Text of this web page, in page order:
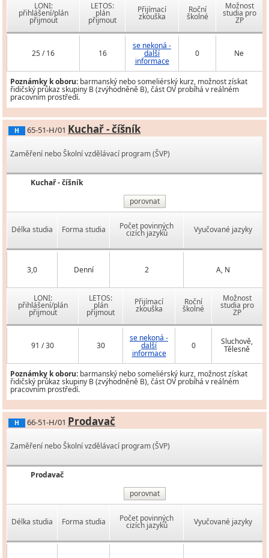
LONI:
přihlášení/plán
přijmout
LETOS:
plán
přijmout
Přijímací
zkouška
Roční
školné
Možnost
studia pro
ZP
25 / 16 16
se nekoná -
další
informace
0 Ne
Poznámky k oboru: barmanský nebo someliérský kurz, možnost získat
řidičský průkaz skupiny B (zvýhodněně B), část OV probíhá v reálném
pracovním prostředí.
H 65-51-H/01 Kuchař - číšník
Zaměření nebo Školní vzdělávací program (ŠVP)
Kuchař - číšník
porovnat
Délka studia Forma studia Počet povinných
cizích jazyků Vyučované jazyky
3,0 Denní 2 A, N
LONI:
přihlášení/plán
přijmout
LETOS:
plán
přijmout
Přijímací
zkouška
Roční
školné
Možnost
studia pro
ZP
91 / 30 30
se nekoná -
další
informace
0 Sluchově,
Tělesně
Poznámky k oboru: barmanský nebo someliérský kurz, možnost získat
řidičský průkaz skupiny B (zvýhodněně B), část OV probíhá v reálném
pracovním prostředí.
H 66-51-H/01 Prodavač
Zaměření nebo Školní vzdělávací program (ŠVP)
Prodavač
porovnat
Délka studia Forma studia Počet povinných
cizích jazyků Vyučované jazyky